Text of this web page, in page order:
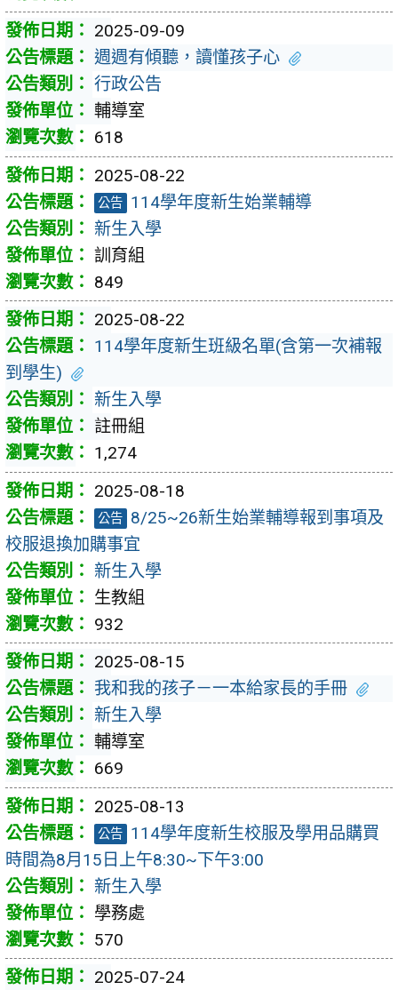
2025-09-09
週週有傾聽，讀懂孩子心
行政公告
輔導室
618
2025-08-22
公告 114學年度新生始業輔導
新生入學
訓育組
849
2025-08-22
114學年度新生班級名單(含第一次補報
到學生)
新生入學
註冊組
1,274
2025-08-18
公告 8/25~26新生始業輔導報到事項及
校服退換加購事宜
新生入學
生教組
932
2025-08-15
我和我的孩子－一本給家長的手冊
新生入學
輔導室
669
2025-08-13
公告 114學年度新生校服及學用品購買
時間為8月15日上午8:30~下午3:00
新生入學
學務處
570
2025-07-24